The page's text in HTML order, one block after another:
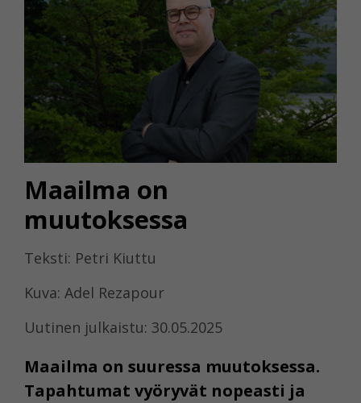
Maailma on
muutoksessa
Teksti: Petri Kiuttu
Kuva: Adel Rezapour
Uutinen julkaistu: 30.05.2025
Maailma on suuressa muutoksessa.
Tapahtumat vyöryvät nopeasti ja